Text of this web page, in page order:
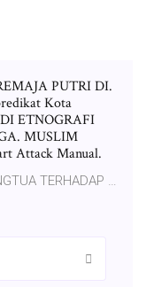
PUTRI DI.
Kota
ETNOGRAFI
MUSLIM
Attack Manual.
TERHADAP …